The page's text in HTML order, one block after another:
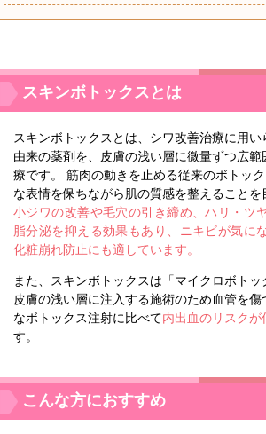
スキンボトックスとは
スキンボトックスとは、シワ改善治療に用
由来の薬剤を、皮膚の浅い層に微量ずつ広
療です。 筋肉の動きを止める従来のボトッ
な表情を保ちながら肌の質感を整えることを
小ジワの改善や毛穴の引き締め、ハリ・ツ
脂分泌を抑える効果もあり、ニキビが気に
化粧崩れ防止にも適しています。
また、スキンボトックスは「マイクロボトッ
皮膚の浅い層に注入する施術のため血管を
なボトックス注射に比べて内出血のリスクが
す。
こんな方におすすめ